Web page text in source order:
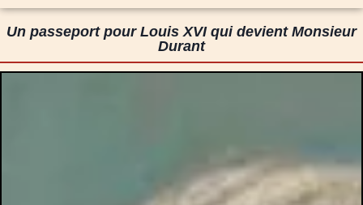
Un passeport pour Louis XVI qui devient Monsieur
Durant